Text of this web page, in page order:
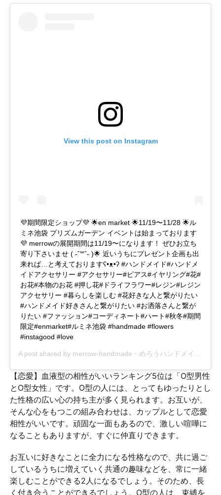
View this post on Instagram
💜期間限定ショップ💜 🌟en market 🌟11/19〜11/28 🌟ル
ミネ池袋 プリズムガーデン イベントは始まっております
💜 merrowの展開期間は11/19〜になります！ ぜひお立ち
寄り下さいませ ( ˶ˆ꒳ˆ˵ )🌟 近いうちにプレゼント企画も出
来れば…と考えておりますʕ•ᴥ•ʔ #ハンドメイド#ハンドメ
イドアクセサリー #アクセサリー#ピアス#イヤリング#花#
お花#本物のお花 #押し花#ドライフラワー#レジン#レジン
アクセサリー #暮らしを楽しむ #花好きな人と繋がりたい
#ハンドメイド好きさんと繋がりたい #お洒落さんと繋が
りたい #ファッション#コーディネート#ハート#秋冬#期間
限定#enmarket#ルミネ池袋 #handmade #flowers
#instagood #love
A post shared by merrow-handmade・めろうハンドメイド
【恋愛】血液型の相性がいいランキング5位は「O型男性
とO型女性」です。O型の人には、とってもゆったりとし
た性格の広い心の持ち主が多く見られます。お互いが、
そんな心をもつこの組み合わせは、カップルとして恋愛
相性がいいです。頑固な一面もあるので、激しい喧嘩に
なることもありますが、すぐに仲直りできます。
お互いに好きなことに全力になる性格なので、共に過ご
しているうちに増えていく共通の趣味などを、常に一緒
楽しむことができる2人になるでしょう。そのため、長
く付き合うことができるでしょう。O型の人は、束縛を